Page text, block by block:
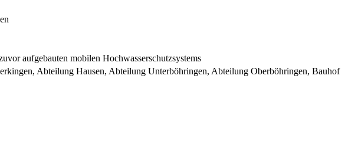
aufgebauten mobilen Hochwasserschutzsystems
Abteilung Hausen, Abteilung Unterböhringen, Abteilung Oberböhringen, Bauhof